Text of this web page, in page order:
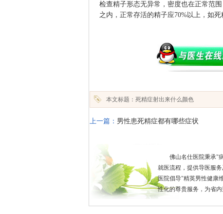
检查精子形态无异常，密度也在正常范
之内，正常存活的精子应70%以上，如死
本文标题：死精症射出来什么颜色
上一篇： 男性患死精症都有哪些症状
佛山名仕医院秉承"
就医流程，提供导医服
医院倡导"精英男性健康
性化的尊贵服务，为省内